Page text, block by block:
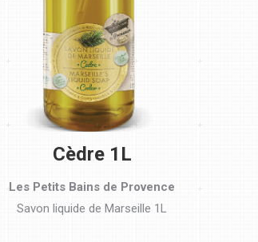
Cèdre 1L
Les Petits Bains de Provence
Savon liquide de Marseille 1L